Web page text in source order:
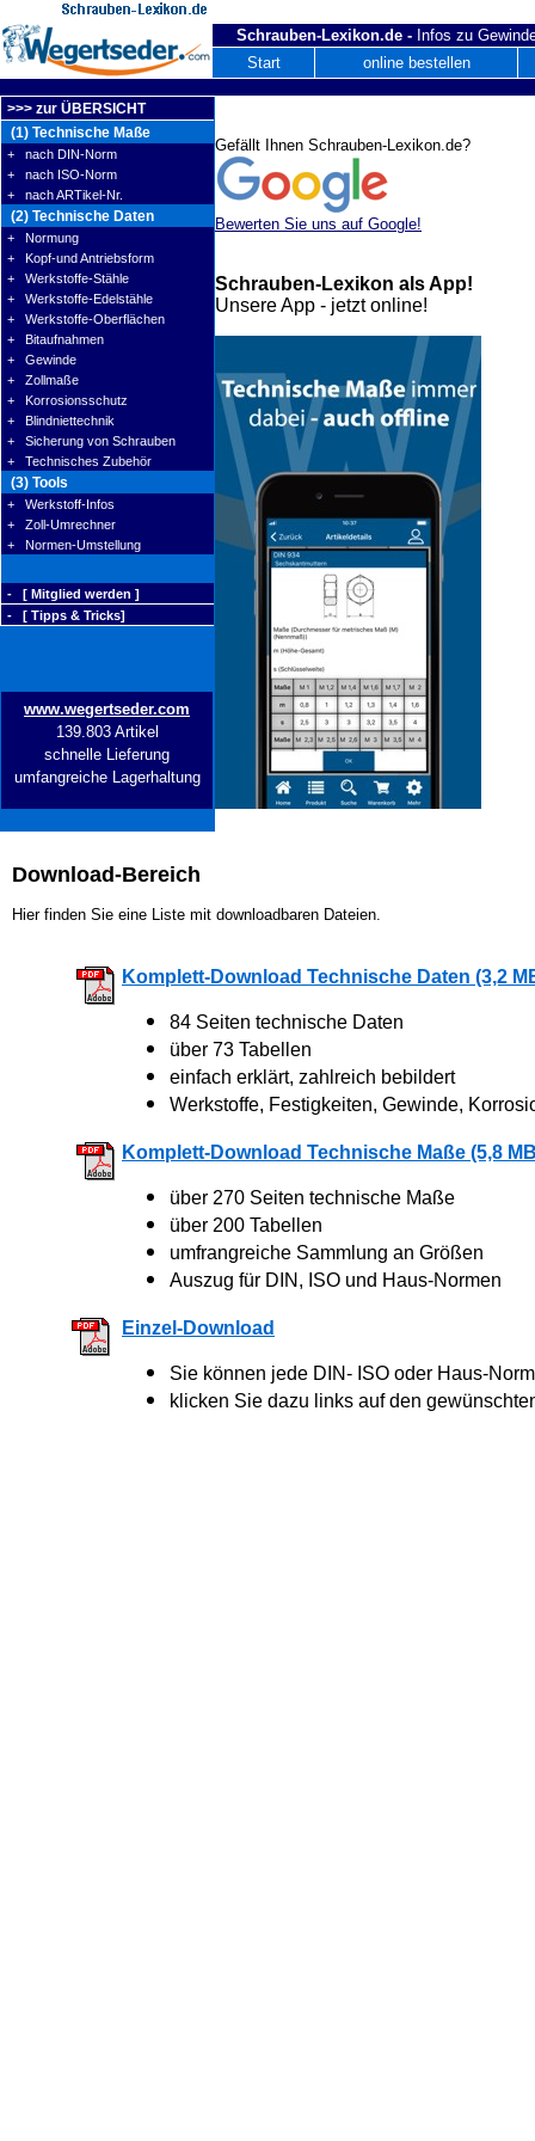
Schrauben-Lexikon.de - Infos zu
Start
online bestellen
>>> zur ÜBERSICHT
(1) Technische Maße
+ nach DIN-Norm
+ nach ISO-Norm
+ nach ARTikel-Nr.
(2) Technische Daten
+ Normung
+ Kopf-und Antriebsform
+ Werkstoffe-Stähle
+ Werkstoffe-Edelstähle
+ Werkstoffe-Oberflächen
+ Bitaufnahmen
+ Gewinde
+ Zollmaße
+ Korrosionsschutz
+ Blindniettechnik
+ Sicherung von Schrauben
+ Technisches Zubehör
(3) Tools
+ Werkstoff-Infos
+ Zoll-Umrechner
+ Normen-Umstellung
- [ Mitglied werden ]
- [ Tipps & Tricks]
www.wegertseder.com
139.803 Artikel
schnelle Lieferung
umfangreiche Lagerhaltung
Download-Bereich
Hier finden Sie eine Liste mit downloadbaren Dateien.
Komplett-Download Technische Daten (3,2
84 Seiten technische Daten
über 73 Tabellen
einfach erklärt, zahlreich bebildert
Werkstoffe, Festigkeiten, Gewinde,
Komplett-Download Technische Maße (5,8
über 270 Seiten technische Maße
über 200 Tabellen
umfrangreiche Sammlung an Größen
Auszug für DIN, ISO und Haus-Normen
Einzel-Download
Sie können jede DIN- ISO oder Haus-
klicken Sie dazu links auf den
Gefällt Ihnen Schrauben-Lexikon.de?
Bewerten Sie uns auf Google!
Schrauben-Lexikon als App!
Unsere App - jetzt online!